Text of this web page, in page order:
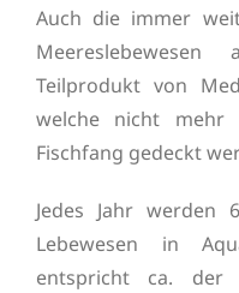
Auch die immer
Teilprodukt von
welche nicht mehr
Fischfang gedeckt
Jedes Jahr werden
Lebewesen in
entspricht ca. der